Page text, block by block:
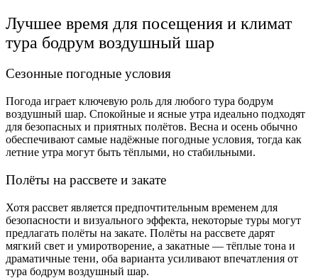
Лучшее время для посещения и климат
тура бодрум воздушный шар
Сезонные погодные условия
Погода играет ключевую роль для любого тура бодрум
воздушный шар. Спокойные и ясные утра идеально подходят
для безопасных и приятных полётов. Весна и осень обычно
обеспечивают самые надёжные погодные условия, тогда как
летние утра могут быть тёплыми, но стабильными.
Полёты на рассвете и закате
Хотя рассвет является предпочтительным временем для
безопасности и визуального эффекта, некоторые туры могут
предлагать полёты на закате. Полёты на рассвете дарят
мягкий свет и умиротворение, а закатные — тёплые тона и
драматичные тени, оба варианта усиливают впечатления от
тура бодрум воздушный шар.